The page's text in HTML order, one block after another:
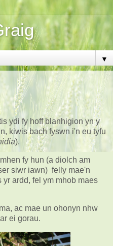
▼
ydi fy hoff blanhigion yn y
kiwis bach fyswn i'n eu tyfu
).
fy hun (a diolch am
siwr iawn) felly mae'n
ardd, fel ym mhob maes
ac mae un ohonyn nhw
ei gorau.